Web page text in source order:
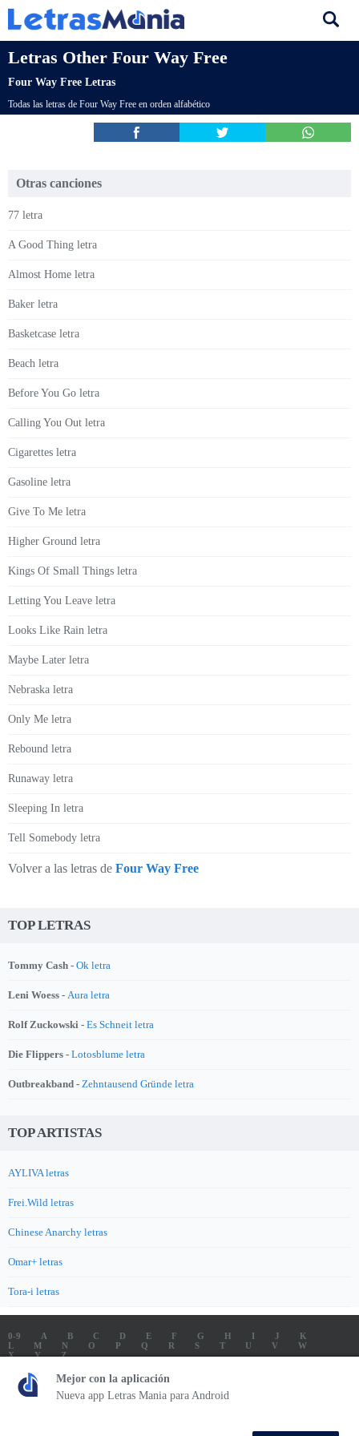
Letras Other Four Way Free
Four Way Free Letras
Todas las letras de Four Way Free en orden alfabético
Otras canciones
77 letra
A Good Thing letra
Almost Home letra
Baker letra
Basketcase letra
Beach letra
Before You Go letra
Calling You Out letra
Cigarettes letra
Gasoline letra
Give To Me letra
Higher Ground letra
Kings Of Small Things letra
Letting You Leave letra
Looks Like Rain letra
Maybe Later letra
Nebraska letra
Only Me letra
Rebound letra
Runaway letra
Sleeping In letra
Tell Somebody letra
Volver a las letras de Four Way Free
TOP LETRAS
Tommy Cash - Ok letra
Leni Woess - Aura letra
Rolf Zuckowski - Es Schneit letra
Die Flippers - Lotosblume letra
Outbreakband - Zehntausend Gründe letra
TOP ARTISTAS
AYLIVA letras
Frei.Wild letras
Chinese Anarchy letras
Omar+ letras
Tora-i letras
0-9 A B C D E F G H I J
K
L
M N O P Q R S T U V
W
X
Y
Z
LETRAS
SOUNDTRACK LETRAS
TOP 100 LETRAS
ENVIA LETRAS
Letrasmania.com - Copyright © 2026 - All Rights Reserved
Mejor con la aplicación
Nueva app Letras Mania para Android